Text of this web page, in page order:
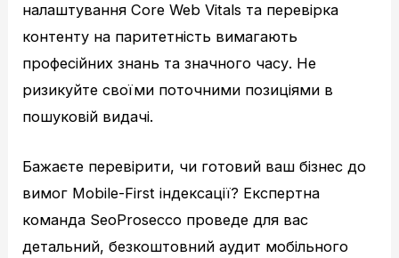
налаштування Core Web Vitals та перевірка
контенту на паритетність вимагають
професійних знань та значного часу. Не
ризикуйте своїми поточними позиціями в
пошуковій видачі.
Бажаєте перевірити, чи готовий ваш бізнес до
вимог Mobile-First індексації? Експертна
команда SeoProsecco проведе для вас
детальний, безкоштовний аудит мобільного